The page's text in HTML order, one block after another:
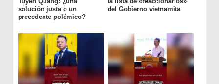
solución justa o un
precedente polémico?
del Gobierno vietnamita